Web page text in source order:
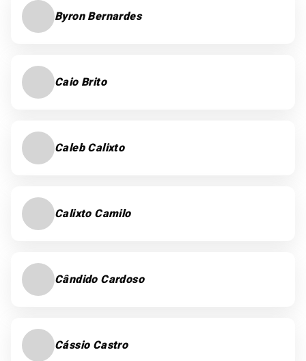
Byron Bernardes
Caio Brito
Caleb Calixto
Calixto Camilo
Cândido Cardoso
Cássio Castro